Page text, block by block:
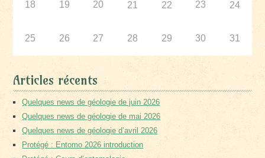
18 19 20 21 22 23 24
25 26 27 28 29 30 31
Articles récents
Quelques news de géologie de juin 2026
Quelques news de géologie de mai 2026
Quelques news de géologie d’avril 2026
Protégé : Entomo 2026 introduction